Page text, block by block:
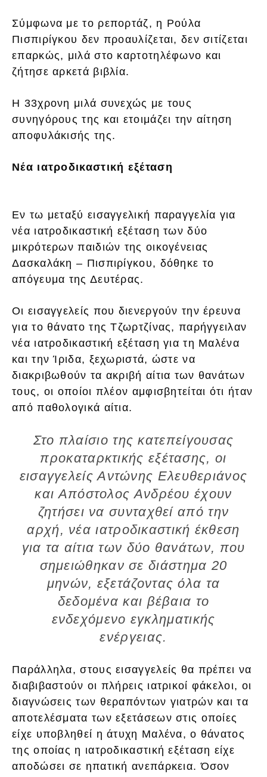
Σύμφωνα με το ρεπορτάζ, η Ρούλα
Πισπιρίγκου δεν προαυλίζεται, δεν σιτίζεται
επαρκώς, μιλά στο καρτοτηλέφωνο και
ζήτησε αρκετά βιβλία.
Η 33χρονη μιλά συνεχώς με τους
συνηγόρους της και ετοιμάζει την αίτηση
αποφυλάκισής της.
Νέα ιατροδικαστική εξέταση
Εν τω μεταξύ εισαγγελική παραγγελία για
νέα ιατροδικαστική εξέταση των δύο
μικρότερων παιδιών της οικογένειας
Δασκαλάκη – Πισπιρίγκου, δόθηκε το
απόγευμα της Δευτέρας.
Οι εισαγγελείς που διενεργούν την έρευνα
για το θάνατο της Τζωρτζίνας, παρήγγειλαν
νέα ιατροδικαστική εξέταση για τη Μαλένα
και την Ίριδα, ξεχωριστά, ώστε να
διακριβωθούν τα ακριβή αίτια των θανάτων
τους, οι οποίοι πλέον αμφισβητείται ότι ήταν
από παθολογικά αίτια.
Στο πλαίσιο της κατεπείγουσας
προκαταρκτικής εξέτασης, οι
εισαγγελείς Αντώνης Ελευθεριάνος
και Απόστολος Ανδρέου έχουν
ζητήσει να συνταχθεί από την
αρχή, νέα ιατροδικαστική έκθεση
για τα αίτια των δύο θανάτων, που
σημειώθηκαν σε διάστημα 20
μηνών, εξετάζοντας όλα τα
δεδομένα και βέβαια το
ενδεχόμενο εγκληματικής
ενέργειας.
Παράλληλα, στους εισαγγελείς θα πρέπει να
διαβιβαστούν οι πλήρεις ιατρικοί φάκελοι, οι
διαγνώσεις των θεραπόντων γιατρών και τα
αποτελέσματα των εξετάσεων στις οποίες
είχε υποβληθεί η άτυχη Μαλένα, ο θάνατος
της οποίας η ιατροδικαστική εξέταση είχε
αποδώσει σε ηπατική ανεπάρκεια. Όσον